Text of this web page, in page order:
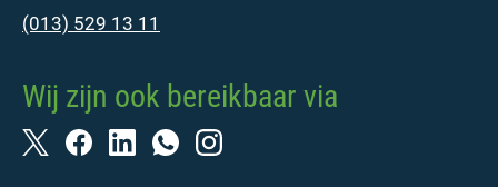
(013) 529 13 11
Wij zijn ook bereikbaar via